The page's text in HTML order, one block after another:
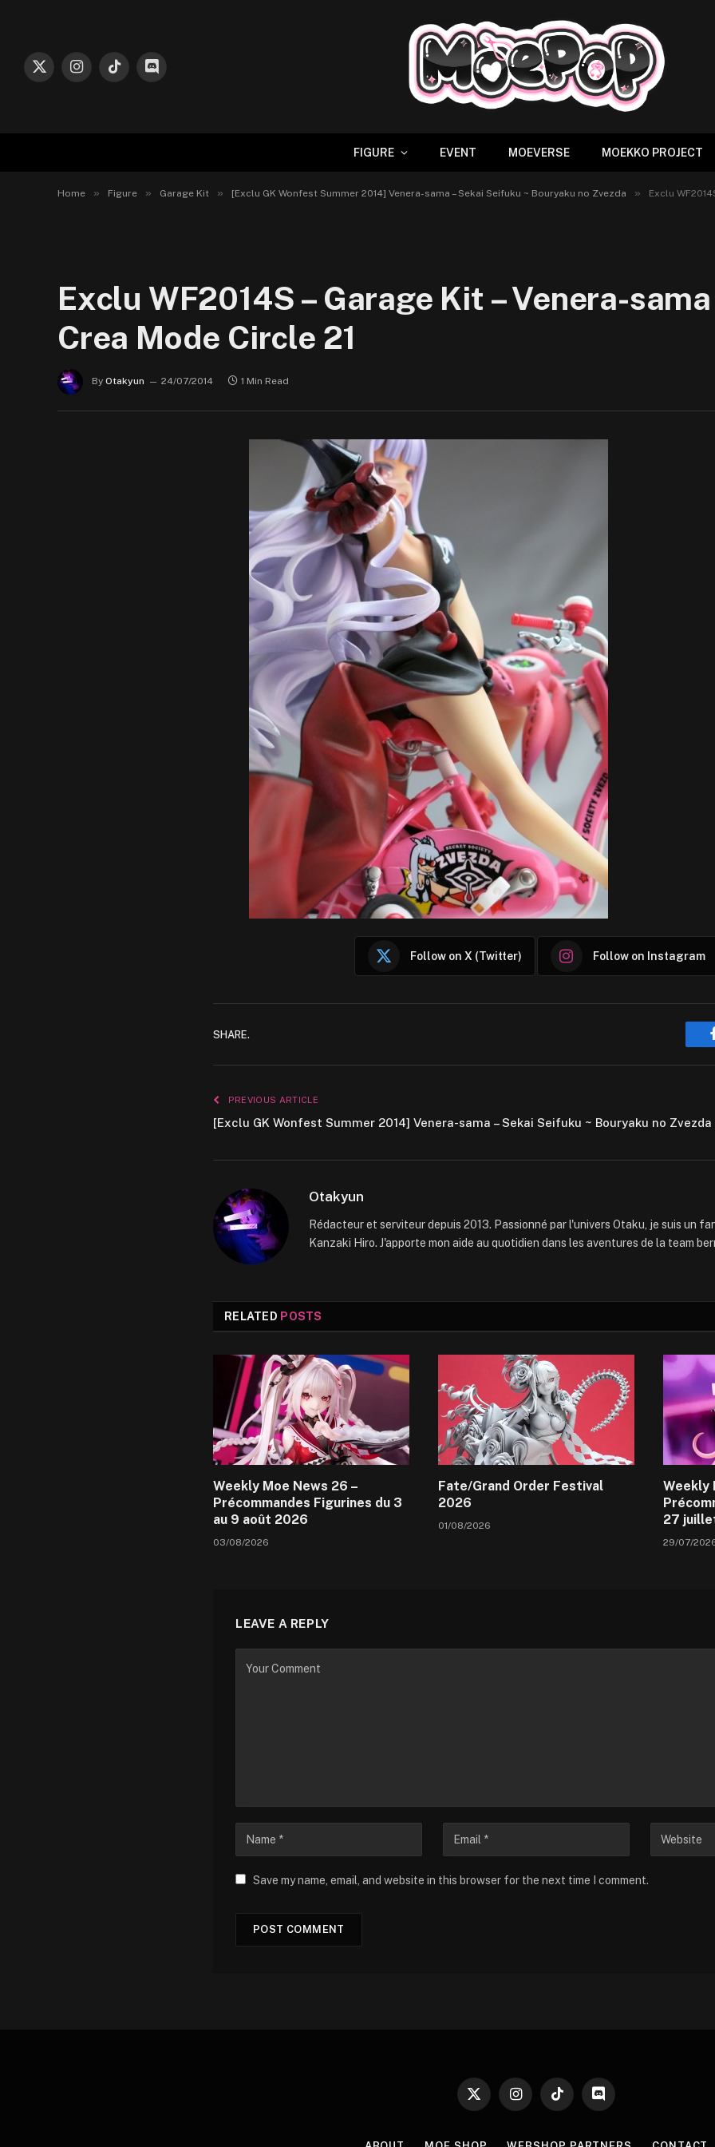
X
InstagramTikTokDiscord
FIGURE EVENT MOEVERSE MOEKKO PROJECT
Home » Figure » Garage Kit » [Exclu GK Wonfest Summer 2014] Venera-sama – Sekai Seifuku ~ Bouryaku no Zvezda » Exclu
Exclu WF2014S – Garage Kit – Venera-
Crea Mode Circle 21
By Otakyun 24/07/2014 1 Min Read
Follow on X (Twitter) Follow on Instagram
SHARE.
PREVIOUS ARTICLE
[Exclu GK Wonfest Summer 2014] Venera-sama – Sekai Seifuku ~ Bouryaku no Zvezda
Otakyun
Rédacteur et serviteur depuis 2013. Passionné par l'univers Otaku, je suis un
Kanzaki Hiro. J'apporte mon aide au quotidien dans les aventures de la team
RELATED POSTS
Weekly Moe News 26 –
Précommandes Figurines du 3
au 9 août 2026
03/08/2026
Fate/Grand Order Festival
2026
01/08/2026
Weekly
27
29/07/
LEAVE A REPLY
Save my name, email, and website in this browser for the next time I comment.
X
InstagramTikTok Discord